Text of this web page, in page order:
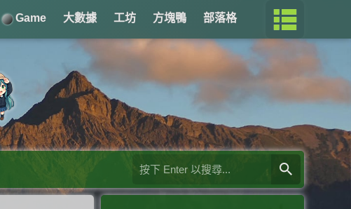
Game 大數據 工坊 方塊鴨 部落格